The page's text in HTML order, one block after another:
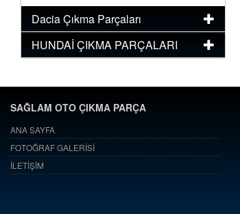
Dacia Çıkma Parçaları
HUNDAİ ÇIKMA PARÇALARI
SAĞLAM OTO ÇIKMA PARÇA
ANA SAYFA
FOTOĞRAF GALERİSİ
İLETİŞİM